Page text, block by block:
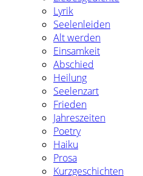
Lyrik
Seelenleiden
Alt werden
Einsamkeit
Abschied
Heilung
Seelenzart
Frieden
Jahreszeiten
Poetry
Haiku
Prosa
Kurzgeschichten